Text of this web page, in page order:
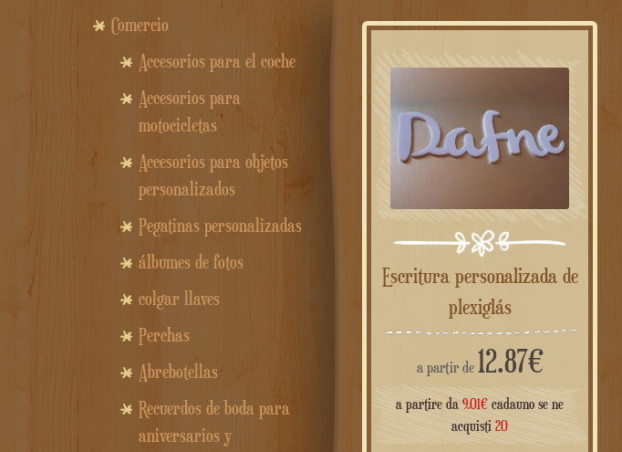
Escritura personalizada de
plexiglás
a partir de 12.87€
a partire da9.01€ cadauno se ne
acquisti20
Comercio
Accesorios para el coche
Accesorios para
motocicletas
Accesorios para objetos
personalizados
Pegatinas personalizadas
álbumes de fotos
colgar llaves
Perchas
Abrebotellas
Recuerdos de boda para
aniversarios y